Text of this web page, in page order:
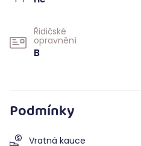
Řidičské
opravnění
B
Podmínky
Vratná kauce